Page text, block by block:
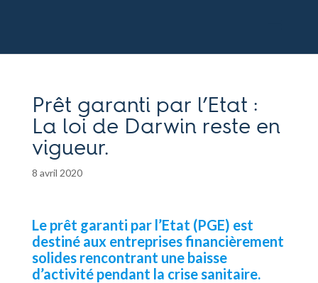
Prêt garanti par l’Etat :
La loi de Darwin reste en
vigueur.
8 avril 2020
Le prêt garanti par l’Etat (PGE) est
destiné aux entreprises financièrement
solides rencontrant une baisse
d’activité pendant la crise sanitaire.